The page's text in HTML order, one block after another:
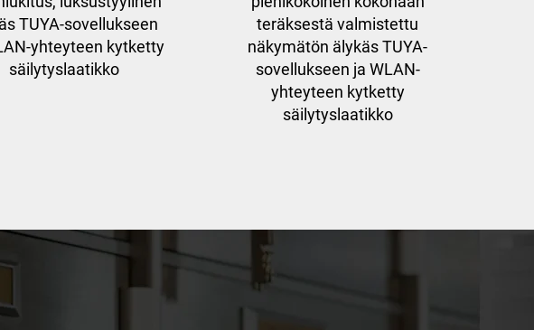
TUYA-sovellukseen
yhteyteen kytketty
säilytyslaatikko
teräksestä valmistettu
näkymätön älykäs TUYA-
sovellukseen ja WLAN-
yhteyteen kytketty
säilytyslaatikko